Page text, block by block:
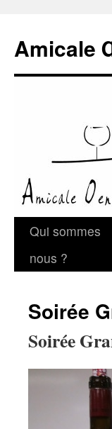
Amicale
Qui sommes
nous ?
Soirée
Soirée